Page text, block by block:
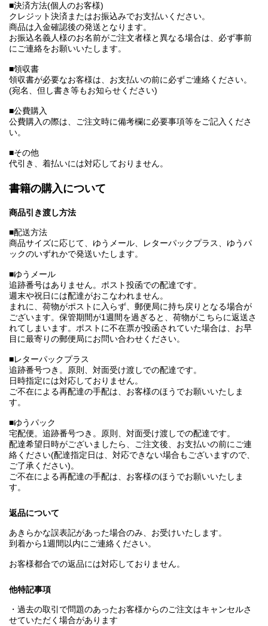
■決済方法(個人のお客様)
クレジット決済またはお振込みでお支払いください。
商品は入金確認後の発送となります。
お振込名義人様のお名前がご注文者様と異なる場合は、必ず事前
にご連絡をお願いいたします。
■領収書
領収書が必要なお客様は、お支払いの前に必ずご連絡ください。
(宛名、但し書き等もお知らせください)
■公費購入
公費購入の際は、ご注文時に備考欄に必要事項等をご記入くださ
い。
■その他
代引き、着払いには対応しておりません。
書籍の購入について
商品引き渡し方法
■配送方法
商品サイズに応じて、ゆうメール、レターパックプラス、ゆうパ
ックのいずれかで発送いたします。
■ゆうメール
追跡番号はありません。ポスト投函での配達です。
週末や祝日には配達がおこなわれません。
まれに、荷物がポストに入らず、郵便局に持ち戻りとなる場合が
ございます。保管期間が1週間を過ぎると、荷物がこちらに返送さ
れてしまいます。ポストに不在票が投函されていた場合は、お早
目に最寄りの郵便局にお問い合わせください。
■レターパックプラス
追跡番号つき。原則、対面受け渡しでの配達です。
日時指定には対応しておりません。
ご不在による再配達の手配は、お客様のほうでお願いいたしま
す。
■ゆうパック
宅配便。追跡番号つき。原則、対面受け渡しでの配達です。
配達希望日時がございましたら、ご注文後、お支払いの前にご連
絡ください(配達指定日は、対応できない場合もございますので、
ご了承ください)。
ご不在による再配達の手配は、お客様のほうでお願いいたしま
す。
返品について
あきらかな誤表記があった場合のみ、お受けいたします。
到着から1週間以内にご連絡ください。
お客様都合での返品には対応しておりません。
他特記事項
・過去の取引で問題のあったお客様からのご注文はキャンセルさ
せていただく場合があります